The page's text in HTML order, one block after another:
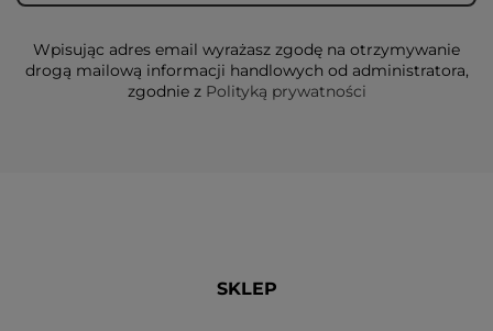
Wpisując adres email wyrażasz zgodę na otrzymywanie
drogą mailową informacji handlowych od administratora,
zgodnie z Polityką prywatności
SKLEP